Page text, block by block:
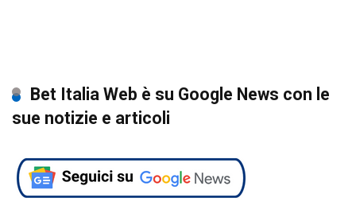
Bet Italia Web è su Google News con le
sue notizie e articoli